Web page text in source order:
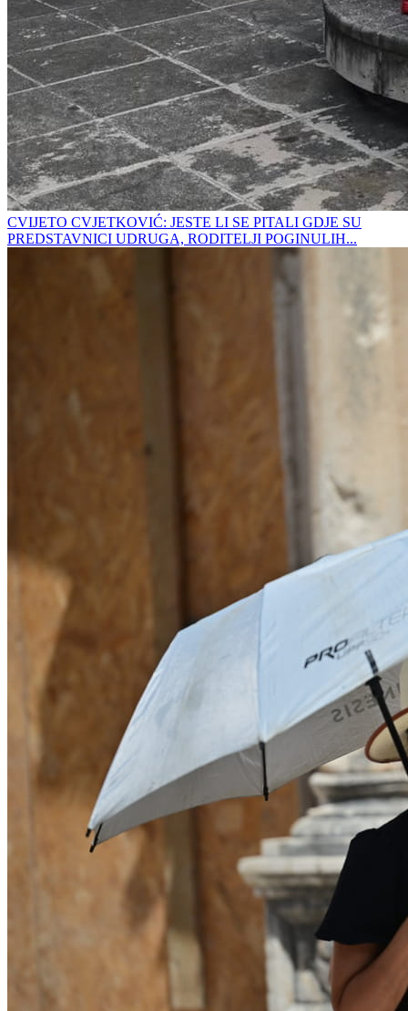
CVIJETO CVJETKOVIĆ: JESTE LI SE PITALI GDJE SU
PREDSTAVNICI UDRUGA, RODITELJI POGINULIH...